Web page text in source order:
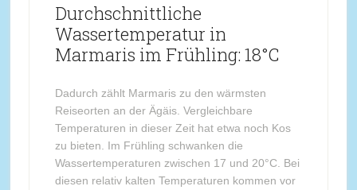
Durchschnittliche
Wassertemperatur in
Marmaris im Frühling: 18°C
Dadurch zählt Marmaris zu den wärmsten
Reiseorten an der Ägäis. Vergleichbare
Temperaturen in dieser Zeit hat etwa noch Kos
zu bieten. Im Frühling schwanken die
Wassertemperaturen zwischen 17 und 20°C. Bei
diesen relativ kalten Temperaturen kommen vor